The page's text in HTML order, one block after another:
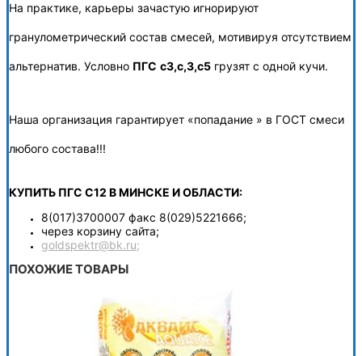
На практике, карьеры зачастую игнорируют
гранулометрический состав смесей, мотивируя отсутствием
альтернатив. Условно ПГС с3,с,3,с5 грузят с одной кучи.
Наша организация гарантирует «попадание » в ГОСТ смеси
любого состава!!!
КУПИТЬ ПГС С12 В МИНСКЕ И ОБЛАСТИ:
8(017)3700007 факс 8(029)5221666;
через корзину сайта;
goldspektr@bk.ru;
ПОХОЖИЕ ТОВАРЫ